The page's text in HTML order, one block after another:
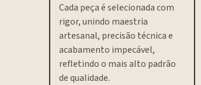
Cada peça é selecionada com
rigor, unindo maestria
artesanal, precisão técnica e
acabamento impecável,
refletindo o mais alto padrão
de qualidade.